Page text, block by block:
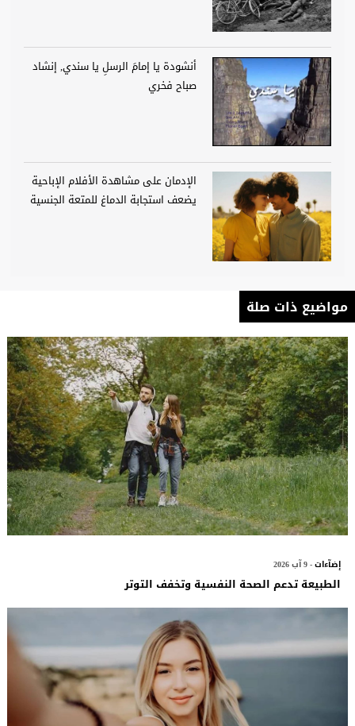
أنشودة يا إمامَ الرسلِ يا سندي, إنشاد
صباح فخري
الإدمان على مشاهدة الأفلام الإباحية
يضعف استجابة الدماغ للمتعة الجنسية
مواضيع ذات صلة
إضآءات- 9 آب 2026
الطبيعة تدعم الصحة النفسية وتخفف التوتر